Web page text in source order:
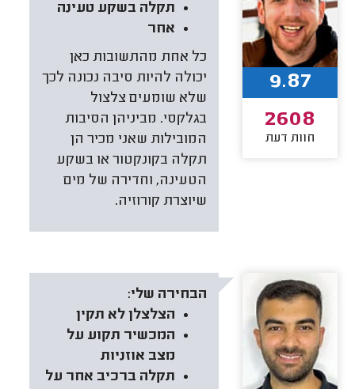
תקלה בשקע טעינה
אחר
כל אחת מהתשובות כאן
יכולה להיות סיבה נכונה לכך
שלא שומעים צלצול
בגלקסי. מביניהן הסיבות
המובילות שאני מכיר הן
תקלה בקונקטור או בשקע
הטעינה, וחדירה של מים
שיוצרת קורוזיה.
9.87
2608
חוות דעת
הבחירה שלי:
הצלצלן לא תקין
המכשיר תקוע על
מצב אוזניות
תקלה ברכיב אחר על